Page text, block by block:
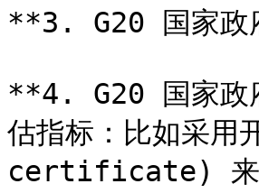
**3. G20 国家政
**4. G20 国家政
估指标：比如采
certificate) 来自